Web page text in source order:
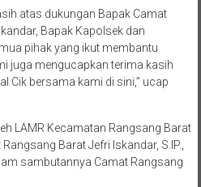
atas dukungan Bapak Camat
Bapak Kapolsek dan
pihak yang ikut membantu
juga mengucapkan terima kasih
Cik bersama kami di sini,” ucap
LAMR Kecamatan Rangsang Barat
Barat Jefri Iskandar, S.IP.,
sambutannya Camat Rangsang